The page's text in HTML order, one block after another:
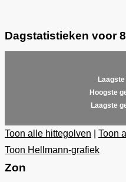
Dagstatistieken voor
Hoogste
Laagste
Toon alle hittegolven
Toon
Toon Hellmann-grafiek
Zon